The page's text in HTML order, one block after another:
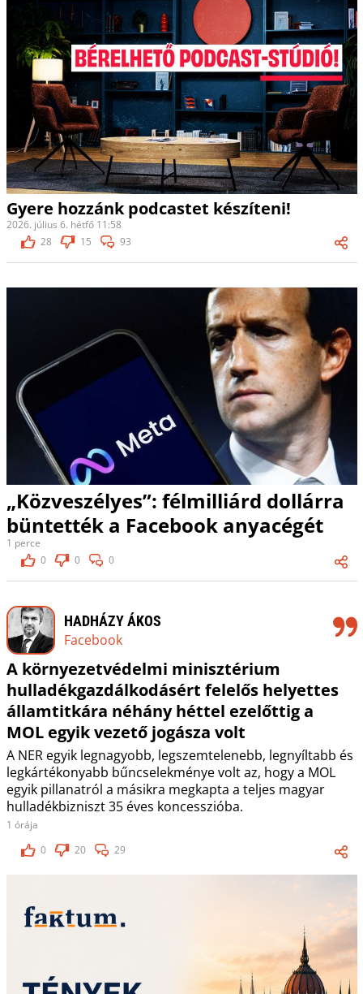
Gyere hozzánk podcastet készíteni!
2026. július 6. hétfő 11:58
28
15 93
„Közveszélyes”: félmilliárd dollárra
büntették a Facebook anyacégét
1 perce
0
0 0
HADHÁZY ÁKOS
Facebook
A környezetvédelmi minisztérium
hulladékgazdálkodásért felelős helyettes
államtitkára néhány héttel ezelőttig a
MOL egyik vezető jogásza volt
A NER egyik legnagyobb, legszemtelenebb, legnyíltabb és
legkártékonyabb bűncselekménye volt az, hogy a MOL
egyik pillanatról a másikra megkapta a teljes magyar
hulladékbizniszt 35 éves koncesszióba.
1 órája
0
20 29